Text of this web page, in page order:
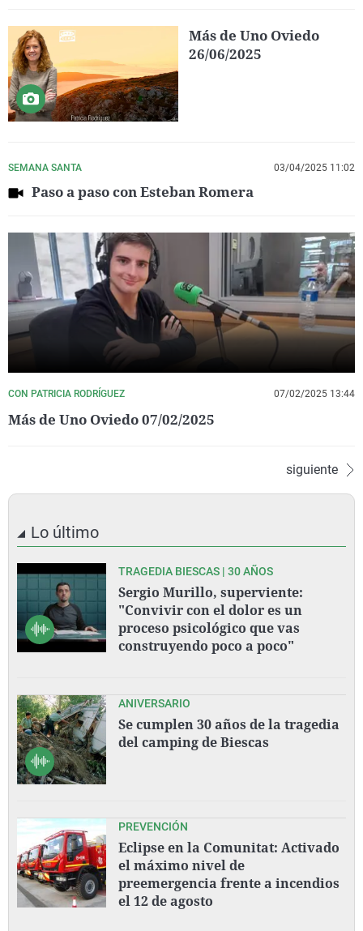
Más de Uno Oviedo
26/06/2025
SEMANA SANTA 03/04/2025 11:02
Paso a paso con Esteban Romera
CON PATRICIA RODRÍGUEZ 07/02/2025 13:44
Más de Uno Oviedo 07/02/2025
siguiente
Lo último
TRAGEDIA BIESCAS | 30 AÑOS
Sergio Murillo, superviente:
"Convivir con el dolor es un
proceso psicológico que vas
construyendo poco a poco"
ANIVERSARIO
Se cumplen 30 años de la tragedia
del camping de Biescas
PREVENCIÓN
Eclipse en la Comunitat: Activado
el máximo nivel de
preemergencia frente a incendios
el 12 de agosto